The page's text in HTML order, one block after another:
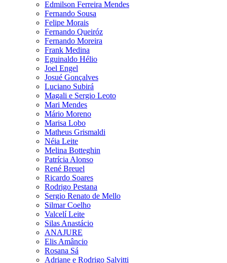
Edmilson Ferreira Mendes
Fernando Sousa
Felipe Morais
Fernando Queiróz
Fernando Moreira
Frank Medina
Eguinaldo Hélio
Joel Engel
Josué Gonçalves
Luciano Subirá
Magali e Sergio Leoto
Mari Mendes
Mário Moreno
Marisa Lobo
Matheus Grismaldi
Néia Leite
Melina Botteghin
Patrícia Alonso
René Breuel
Ricardo Soares
Rodrigo Pestana
Sergio Renato de Mello
Silmar Coelho
Valcelí Leite
Silas Anastácio
ANAJURE
Elis Amâncio
Rosana Sá
Adriane e Rodrigo Salvitti